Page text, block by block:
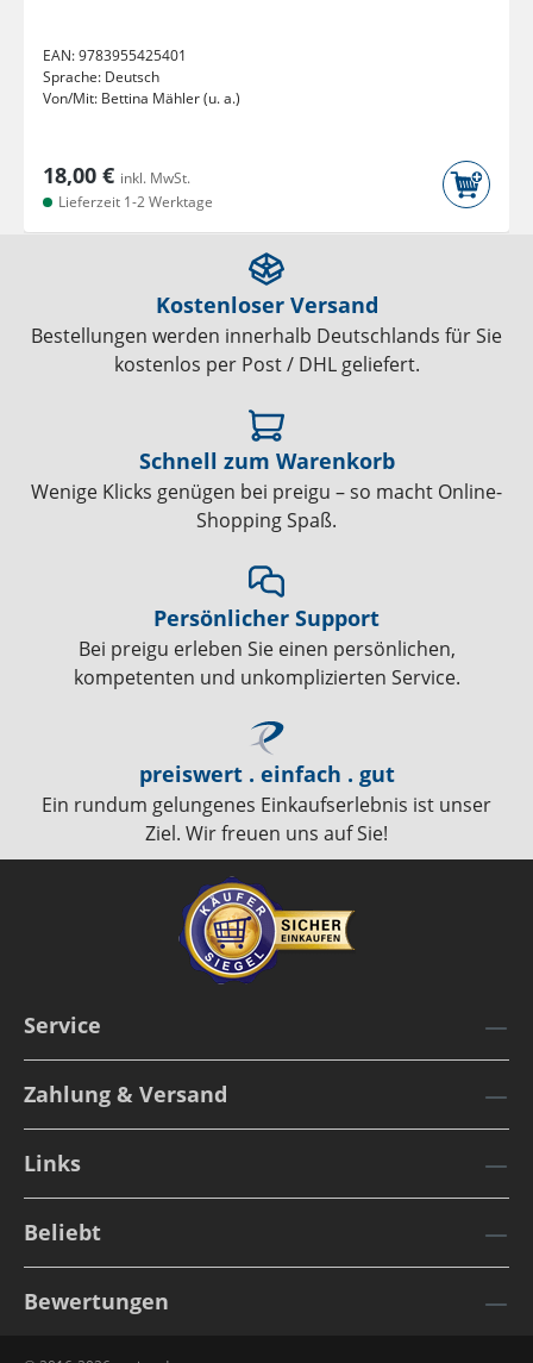
EAN:9783955425401
Sprache: Deutsch
Von/Mit: Bettina Mähler (u. a.)
18,00 € inkl. MwSt.
Lieferzeit 1-2 Werktage
Kostenloser Versand
Bestellungen werden innerhalb Deutschlands für Sie
kostenlos per Post / DHL geliefert.
Schnell zum Warenkorb
Wenige Klicks genügen bei preigu – so macht Online-
Shopping Spaß.
Persönlicher Support
Bei preigu erleben Sie einen persönlichen,
kompetenten und unkomplizierten Service.
preiswert . einfach . gut
Ein rundum gelungenes Einkaufserlebnis ist unser
Ziel. Wir freuen uns auf Sie!
Service
Zahlung & Versand
Links
Beliebt
Bewertungen